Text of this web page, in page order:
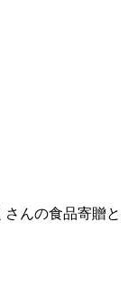
んの食品寄贈と